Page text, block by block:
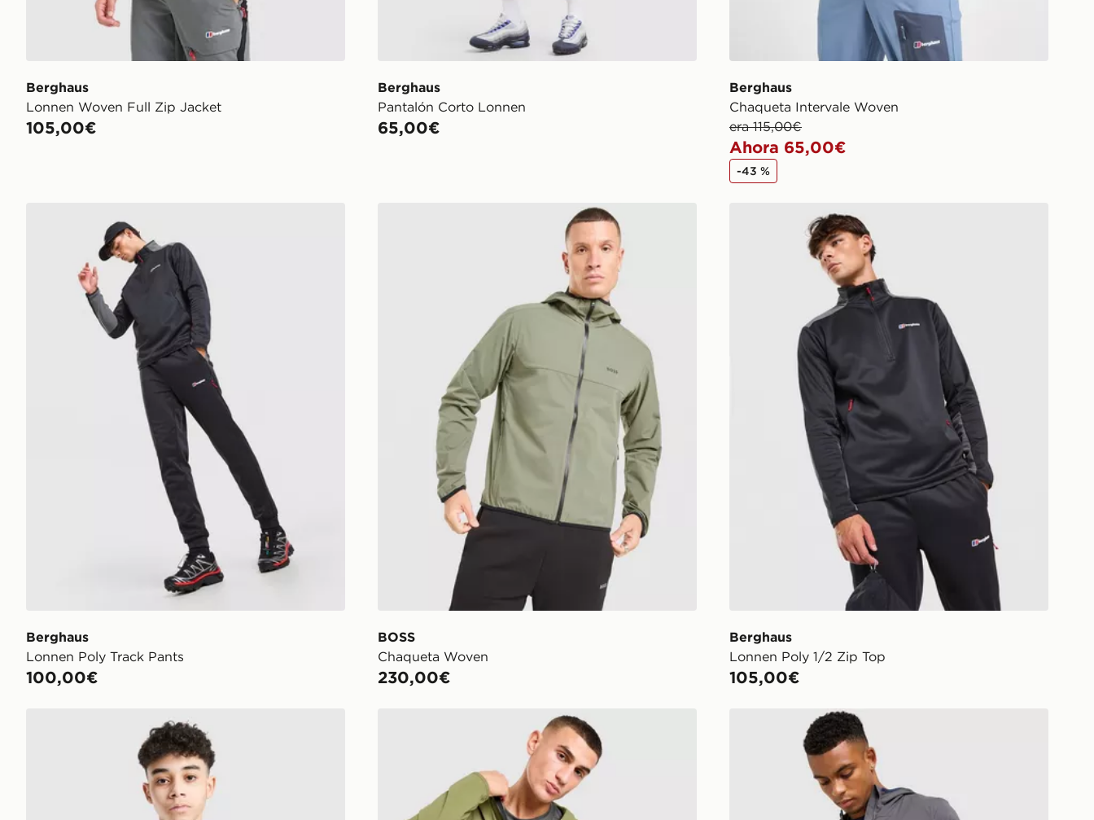
Berghaus
Lonnen Woven Full Zip Jacket
105,00€
Berghaus
Pantalón Corto Lonnen
65,00€
Berghaus
Chaqueta Intervale Woven
era 115,00€
Ahora 65,00€
-43 %
Berghaus
Lonnen Poly Track Pants
100,00€
BOSS
Chaqueta Woven
230,00€
Berghaus Lonnen Poly 1/2 Zip Top
Berghaus
Lonnen Poly 1/2 Zip Top
105,00€
New Balance Chaqueta Woven Júnior Berghaus Chaqueta Theran Berghaus Chaqueta Theran